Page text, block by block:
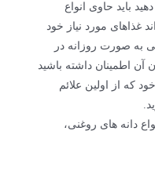
باید حاوی انواع
غذاهای مورد نیاز خود
به صورت روزانه در
آن اطمینان داشته باشید
که از اولین علائم
دانه های روغنی،